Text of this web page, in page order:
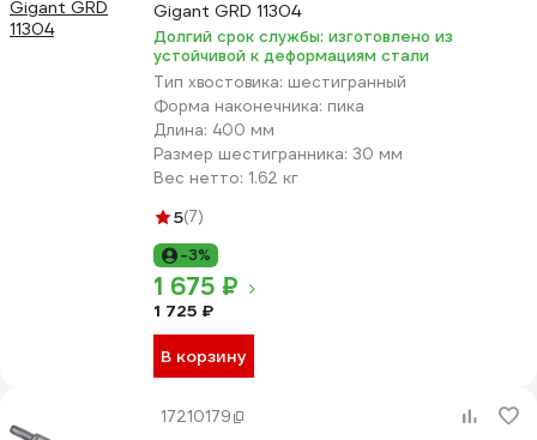
Gigant GRD 11304
Долгий срок службы: изготовлено из
устойчивой к деформациям стали
Тип хвостовика: шестигранный
Форма наконечника: пика
Длина: 400 мм
Размер шестигранника: 30 мм
Вес нетто: 1.62 кг
5(7)
-3%
1 675 ₽
1 725 ₽
В корзину
17210179